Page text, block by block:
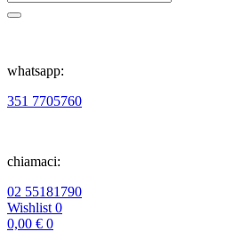
whatsapp:
351 7705760
chiamaci:
02 55181790
Wishlist 0
0,00 € 0